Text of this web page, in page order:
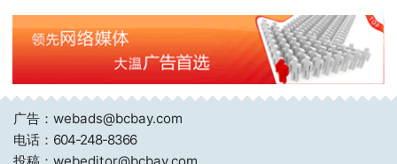
广告：webads@bcbay.com
电话： 604-248-8366
投稿：webeditor@bcbay.com